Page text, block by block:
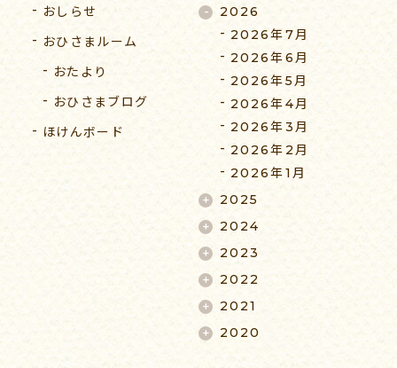
おしらせ
おひさまルーム
おたより
おひさまブログ
ほけんボード
2026
2026年7月
2026年6月
2026年5月
2026年4月
2026年3月
2026年2月
2026年1月
2025
2024
2023
2022
2021
2020